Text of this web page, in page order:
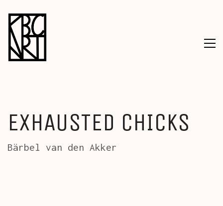
EXHAUSTED CHICKS
Bärbel van den Akker